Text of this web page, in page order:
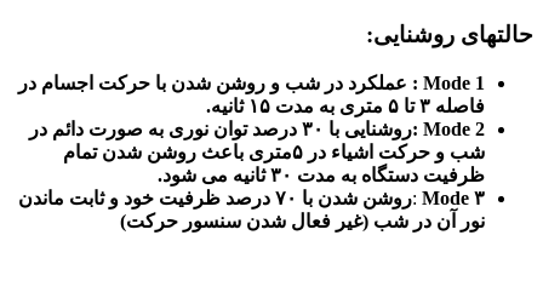
حالتهای روشنایی:
Mode 1 : عملکرد در شب و روشن شدن با حرکت اجسام در
فاصله ۳ تا ۵
متری به مدت ۱۵ ثانیه.
Mode 2 :روشنایی با ۳۰ درصد توان نوری به صورت دائم در
شب و حرکت اشیاء در ۵متری باعث روشن شدن تمام
ظرفیت دستگاه به مدت ۳۰ ثانیه می شود.
Mode ۳ :
روشن شدن با ۷۰ درصد ظرفیت خود و ثابت ماندن
نور آن در شب (غیر فعال شدن سنسور حرکت)